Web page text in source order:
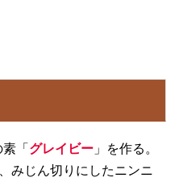
「 グレイビー 」を作る。
みじん切りにしたニンニ